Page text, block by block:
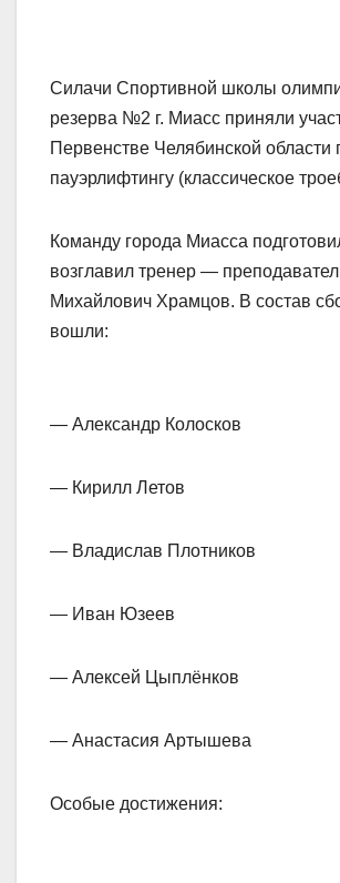
Силачи Спортивной школы
резерва №2 г. Миасс приняли
Первенстве Челябинской области
пауэрлифтингу (классическое
Команду города Миасса
возглавил тренер —
Михайлович Храмцов. В состав
вошли:
— Александр Колосков
— Кирилл Летов
— Владислав Плотников
— Иван Юзеев
— Алексей Цыплёнков
— Анастасия Артышева
Особые достижения: